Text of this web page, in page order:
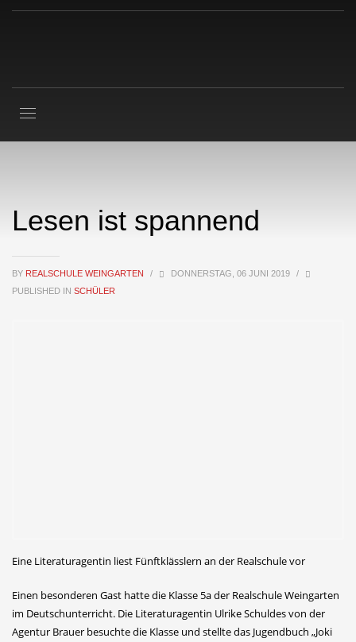
Lesen ist spannend
BY REALSCHULE WEINGARTEN / DONNERSTAG, 06 JUNI 2019
/
PUBLISHED IN SCHÜLER
Eine Literaturagentin liest Fünftklässlern an der Realschule vor
Einen besonderen Gast hatte die Klasse 5a der Realschule Weingarten
im Deutschunterricht. Die Literaturagentin Ulrike Schuldes von der
Agentur Brauer besuchte die Klasse und stellte das Jugendbuch „Joki